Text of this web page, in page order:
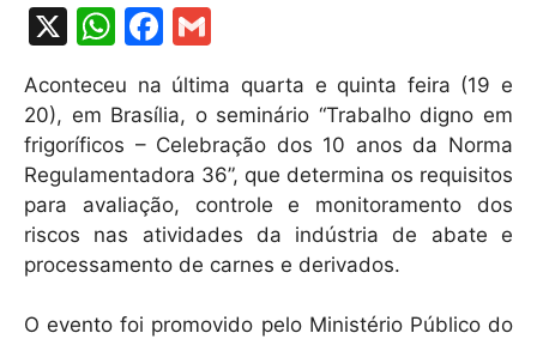
X
W
at
s
A
p
p
F
a
c
e
b
o
o
ai
l
Aconteceu na última quarta e quinta feira (19 e
20), em Brasília, o seminário “Trabalho digno em
frigoríficos – Celebração dos 10 anos da Norma
Regulamentadora 36”, que determina os requisitos
para avaliação, controle e monitoramento dos
riscos nas atividades da indústria de abate e
processamento de carnes e derivados.
O evento foi promovido pelo Ministério Público do